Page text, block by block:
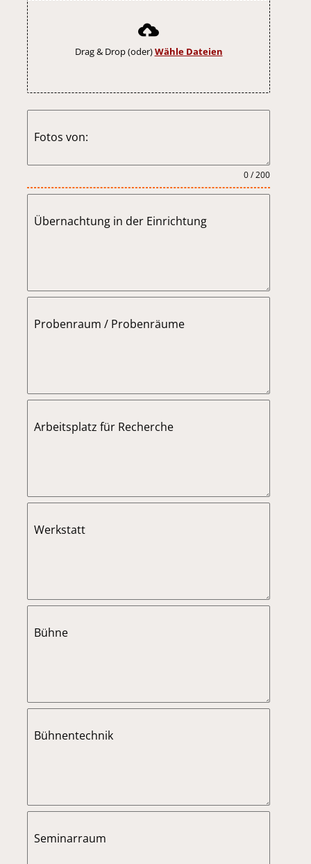
Drag & Drop (oder)Wähle Dateien
Fotos von:
0 / 200
Übernachtung in der Einrichtung
Probenraum / Probenräume
Arbeitsplatz für Recherche
Werkstatt
Bühne
Bühnentechnik
Seminarraum